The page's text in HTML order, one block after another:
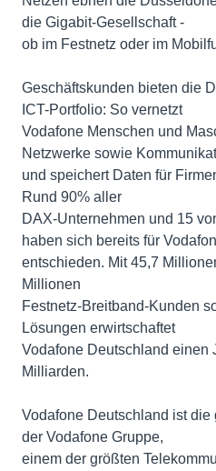
die Gigabit-Gesellschaft -
ob im Festnetz oder im
Geschäftskunden bieten die
ICT-Portfolio: So vernetzt
Vodafone Menschen und
Netzwerke sowie
und speichert Daten für
Rund 90% aller
DAX-Unternehmen und 15
haben sich bereits für
entschieden. Mit 45,7
Millionen
Festnetz-Breitband-Kunden
Lösungen erwirtschaftet
Vodafone Deutschland einen
Milliarden.
Vodafone Deutschland ist
der Vodafone Gruppe,
einem der größten